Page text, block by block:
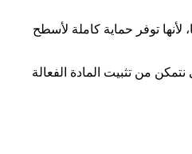
توفر حماية كاملة لأسطح
من تثبيت المادة الفعالة